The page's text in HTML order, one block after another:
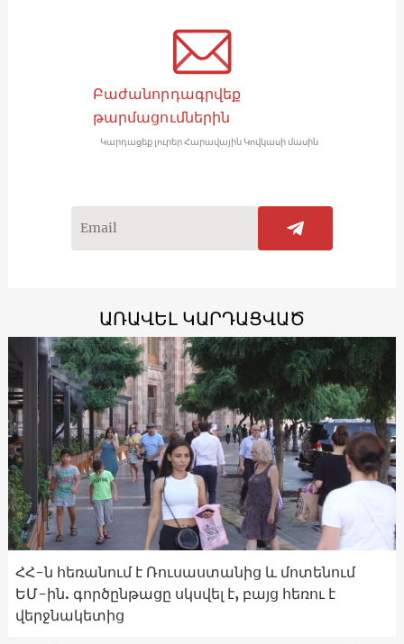
Բաժանորդագրվեք
թարմացումներին
Կարդացեք լուրեր Հարավային Կովկասի մասին
ԱՌԱՎԵԼ ԿԱՐԴԱՑՎԱԾ
ՀՀ-ն հեռանում է Ռուսաստանից և մոտենում
ԵՄ-ին. գործընթացը սկսվել է, բայց հեռու է
վերջնակետից